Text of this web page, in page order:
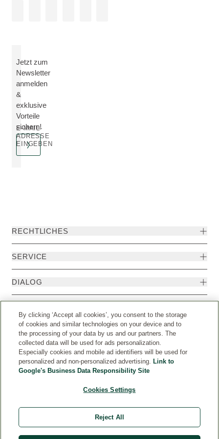
Jetzt zum
Newsletter
anmelden
&
exklusive
Vorteile
sichern!
E-MAIL-
ADRESSE
EINGEBEN
RECHTLICHES
SERVICE
DIALOG
Weleda International © Weleda 2026
By clicking ‘Accept all cookies’, you consent to the storage
of cookies and similar technologies on your device and to
the processing of your data by us and our partners. The
collected data will be used for ads personalization.
Especially cookies and mobile ad identifiers will be used for
personalized and non-personalized advertising. Link to
Google's Business Data Responsibility Site
Cookies Settings
Reject All